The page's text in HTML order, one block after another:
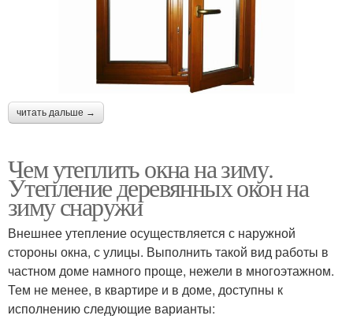
читать дальше →
Чем утеплить окна на зиму.
Утепление деревянных окон на
зиму снаружи
Внешнее утепление осуществляется с наружной
стороны окна, с улицы. Выполнить такой вид работы в
частном доме намного проще, нежели в многоэтажном.
Тем не менее, в квартире и в доме, доступны к
исполнению следующие варианты: